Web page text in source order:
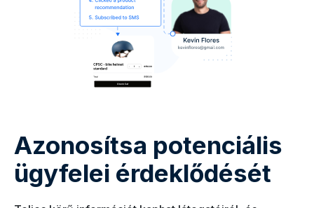
Azonosítsa potenciális
ügyfelei érdeklődését